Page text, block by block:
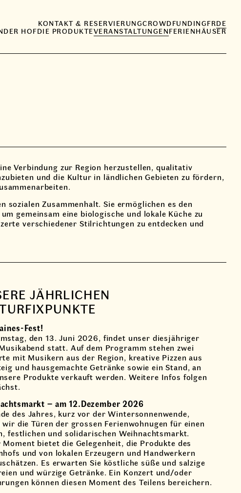
KONTAKT & RESERVIERUNGCROWDFUNDINGFRDE
DER HOFDIE PRODUKTEVERANSTALTUNGENFERIENHÄUSER
Verbindung zur Region herzustellen, qualitativ
und die Kultur in ländlichen Gebieten zu fördern,
sozialen Zusammenhalt. Sie ermöglichen es den
gemeinsam eine biologische und lokale Küche zu
verschiedener Stilrichtungen zu entdecken und
JÄHRLICHEN
Fest!
den 13. Juni 2026, findet unser diesjähriger
statt. Auf dem Programm stehen zwei
mit Musikern aus der Region, kreative Pizzen aus
und hausgemachte Getränke sowie ein Stand, an
Produkte verkauft werden. Weitere Infos folgen
– am 12.Dezember 2026
des Jahres, kurz vor der Wintersonnenwende,
wir die Türen der grossen Ferienwohnugen für einen
festlichen und solidarischen Weihnachtsmarkt.
Moment bietet die Gelegenheit, die Produkte des
und von lokalen Erzeugern und Handwerkern
Es erwarten Sie köstliche süße und salzige
und würzige Getränke. Ein Konzert und/oder
können diesen Moment des Teilens bereichern.